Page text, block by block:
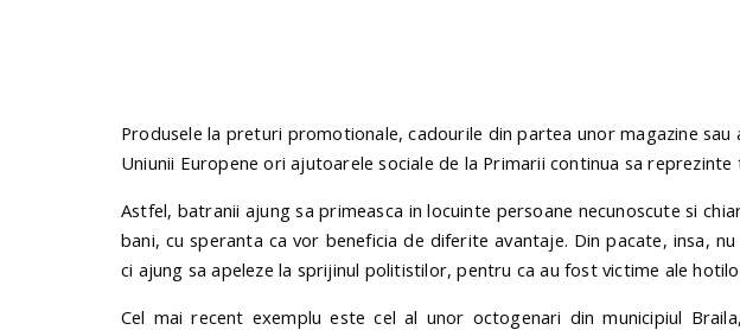
Produsele la preturi promotionale, cadourile din partea unor magazine
Uniunii Europene ori ajutoarele sociale de la Primarii continua sa
Astfel, batranii ajung sa primeasca in locuinte persoane necunoscute si
bani, cu speranta ca vor beneficia de diferite avantaje. Din pacate, insa,
ci ajung sa apeleze la sprijinul politistilor, pentru ca au fost victime ale
Cel mai recent exemplu este cel al unor octogenari din municipiul